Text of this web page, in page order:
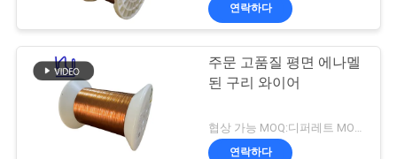
락
FIW 와이어
67
연락하다
주문 고품질 평면 에나멜
된 구리 와이어
연락하다